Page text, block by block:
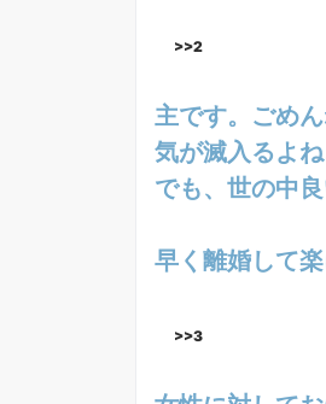
>>2
主です。ごめん
気が滅入るよ
でも、世の中
早く離婚して楽
>>3